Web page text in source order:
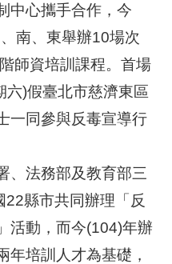
中心攜手合作，今
南、東舉辦10場次
師資培訓課程。首場
)假臺北市慈濟東區
一同參與反毒宣導行
、法務部及教育部三
縣市共同辦理「反
活動，而今(104)年辦
年培訓人才為基礎，